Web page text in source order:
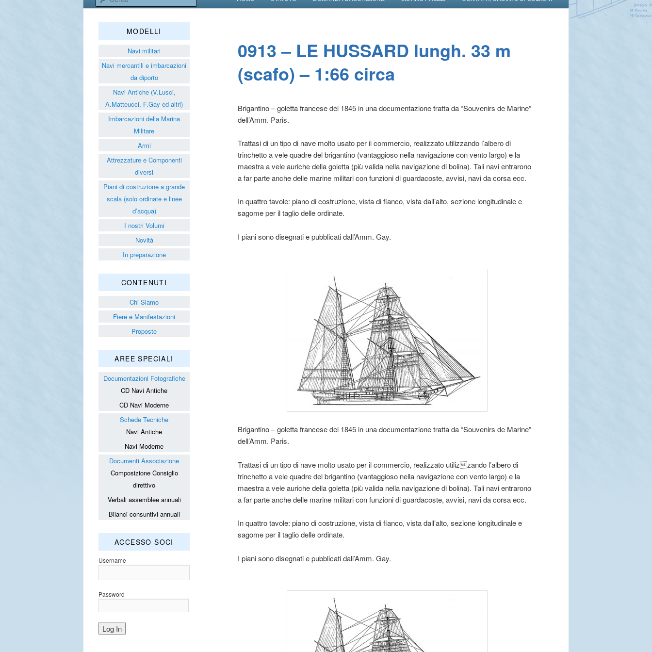
Associazione Navimodellisti Bolognesi
0913 – LE HUSSARD lungh. 33 m
(scafo) – 1:66 circa
Brigantino – goletta francese del 1845 in una documentazione tratta da “Souvenirs de Marine”
dell’Amm. Paris.
Trattasi di un tipo di nave molto usato per il commercio, realizzato utilizzando l’albero di
trinchetto a vele quadre del brigantino (vantaggioso nella navigazione con vento largo) e la
maestra a vele auriche della goletta (più valida nella navigazione di bolina). Tali navi entrarono
a far parte anche delle marine militari con funzioni di guardacoste, avvisi, navi da corsa ecc.
In quattro tavole: piano di costruzione, vista di fianco, vista dall’alto, sezione longitudinale e
sagome per il taglio delle ordinate.
I piani sono disegnati e pubblicati dall’Amm. Gay.
Brigantino – goletta francese del 1845 in una documentazione tratta da “Souvenirs de Marine”
dell’Amm. Paris.
Trattasi di un tipo di nave molto usato per il commercio, realizzato utilizzando l’albero di
trinchetto a vele quadre del brigantino (vantaggioso nella navigazione con vento largo) e la
maestra a vele auriche della goletta (più valida nella navigazione di bolina). Tali navi entrarono
a far parte anche delle marine militari con funzioni di guardacoste, avvisi, navi da corsa ecc.
In quattro tavole: piano di costruzione, vista di fianco, vista dall’alto, sezione longitudinale e
sagome per il taglio delle ordinate.
I piani sono disegnati e pubblicati dall’Amm. Gay.
MODELLI
Navi militari
Navi mercantili e imbarcazioni
da diporto
Navi Antiche (V.Lusci,
A.Matteucci, F.Gay ed altri)
Imbarcazioni della Marina
Militare
Armi
Attrezzature e Componenti
diversi
Piani di costruzione a grande
scala (solo ordinate e linee
d’acqua)
I nostri Volumi
Novità
In preparazione
CONTENUTI
Chi Siamo
Fiere e Manifestazioni
Proposte
AREE SPECIALI
Documentazioni Fotografiche
CD Navi Antiche
CD Navi Moderne
Schede Tecniche
Navi Antiche
Navi Moderne
Documenti Associazione
Composizione Consiglio
direttivo
Verbali assemblee annuali
Bilanci consuntivi annuali
ACCESSO SOCI
Username
Password